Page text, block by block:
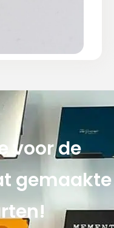
voor de
gemaakte